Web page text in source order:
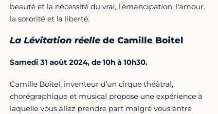
beauté et la nécessité du vrai, l'émancipation, l'amour,
la sororité et la liberté.
La Lévitation réellede Camille Boitel
Samedi 31 août 2024, de 10h à 10h30.
Camille Boitel, inventeur d’un cirque théâtral,
chorégraphique et musical propose une expérience à
laquelle vous allez prendre part malgré vous entre